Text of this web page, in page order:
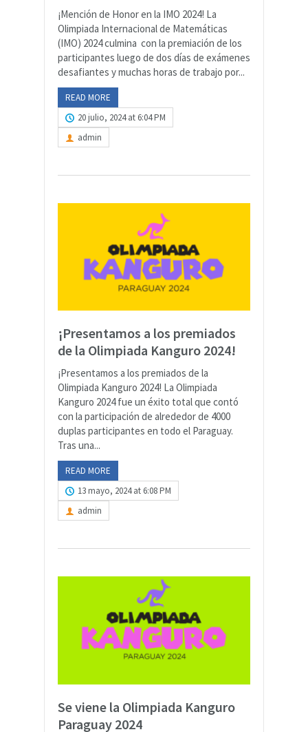
¡Mención de Honor en la IMO 2024! La
Olimpiada Internacional de Matemáticas
(IMO) 2024 culmina con la premiación de los
participantes luego de dos días de exámenes
desafiantes y muchas horas de trabajo por...
READ MORE
20 julio, 2024 at 6:04 PM
admin
¡Presentamos a los premiados
de la Olimpiada Kanguro 2024!
¡Presentamos a los premiados de la
Olimpiada Kanguro 2024! La Olimpiada
Kanguro 2024 fue un éxito total que contó
con la participación de alrededor de 4000
duplas participantes en todo el Paraguay.
Tras una...
READ MORE
13 mayo, 2024 at 6:08 PM
admin
Se viene la Olimpiada Kanguro
Paraguay 2024